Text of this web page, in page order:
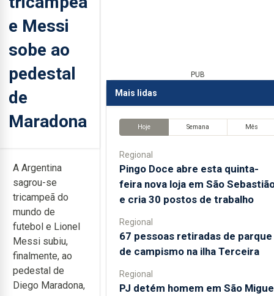
e Messi
sobe ao
pedestal
de
Maradona
A Argentina
sagrou-se
tricampeã do
mundo de
futebol e Lionel
Messi subiu,
finalmente, ao
pedestal de
Diego Maradona,
PUB
Mais lidas
Hoje Semana Mês
Regional
Pingo Doce abre esta quinta-
feira nova loja em São
e cria 30 postos de trabalho
Regional
67 pessoas retiradas de parque
de campismo na ilha Terceira
Regional
PJ detém homem em São